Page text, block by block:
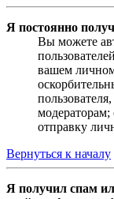
Я постоянно
Вы можете
вашем
модераторам;
отправку
Вернуться к началу
Я получил спам